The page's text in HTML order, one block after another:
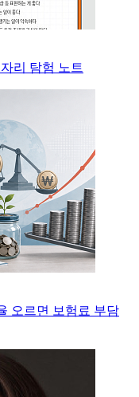
리 탐험 노트
오르면 보험료 부담